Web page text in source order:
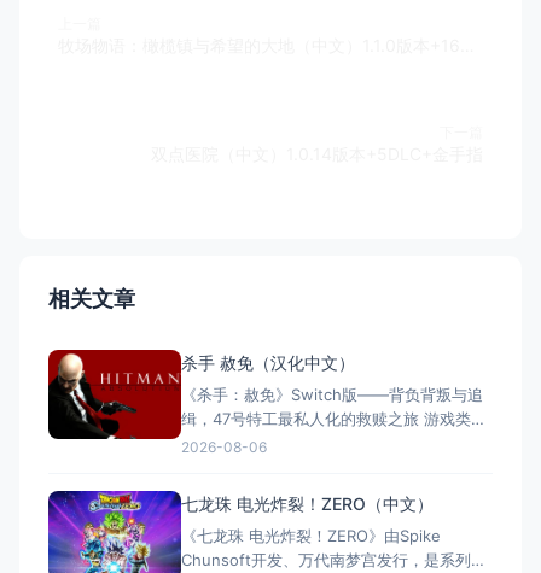
相关文章
杀手 赦免（汉化中文）
《杀手：赦免》Switch版——背负背叛与追
缉，47号特工最私人化的救赎之旅 游戏类
型：动作冒险类（第三人称潜行暗杀 × 动作
称：杀手：赦免（官方繁体中文定名） 美国
名称：Hitman: Absoluti
2026-08-06
七龙珠 电光炸裂！ZERO（中文）
《七龙珠 电光炸裂！ZERO》由Spike
Chunsoft开发、万代南梦宫发行，是系列暌